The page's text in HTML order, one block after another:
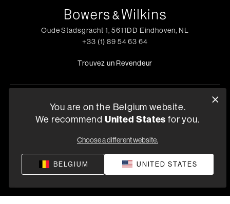
Oude Stadsgracht 1, 5611DD Eindhoven, NL
+33 (1) 89 54 63 64
Trouvez un Revendeur
Politique de confidentialité Conditions de vente Compliance
Termes et Conditions de Fourniture
Harman International Industries, Incorporated. All
You are on the Belgium website.
We recommend United States for you.
Choose a different website.
BELGIUM UNITED STATES